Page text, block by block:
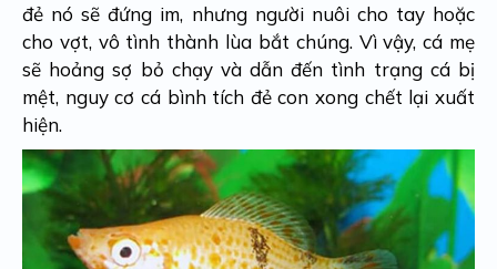
đẻ nó sẽ đứng im, nhưng người nuôi cho tay hoặc
cho vợt, vô tình thành lùa bắt chúng. Vì vậy, cá mẹ
sẽ hoảng sợ bỏ chạy và dẫn đến tình trạng cá bị
mệt, nguy cơ cá bình tích đẻ con xong chết lại xuất
hiện.